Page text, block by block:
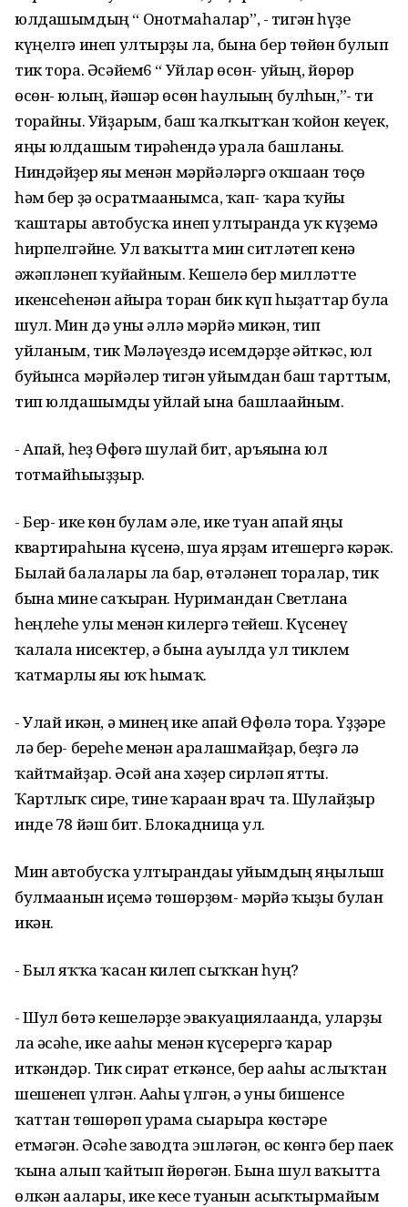
юлдашымдың “ Онотмаһалар”, - тигән һүҙе
күңелгә инеп ултырҙы ла, бына бер төйөн булып
тик тора. Әсәйем6 “ Уйлар өсөн- уйың, йөрөр
өсөн- юлың, йәшәр өсөн һаулығың булһын,”- ти
торғайны. Уйҙарым, баш ҡалҡытҡан ҡойон кеүек,
яңы юлдашым тирәһендә урала башланы.
Ниндәйҙер яғы менән мәрйәләргә оҡшаған төҫө
һәм бер ҙә осратмағанымса, ҡап- ҡара ҡуйы
ҡаштары автобусҡа инеп ултырғанда уҡ күҙемә
һирпелгәйне. Ул ваҡытта мин ситләтеп кенә
ғәжәпләнеп ҡуйғайным. Кешелә бер милләтте
икенсеһенән айыра торған бик күп һыҙаттар була
шул. Мин дә уны әллә мәрйә микән, тип
уйланым, тик Мәләүездә исемдәрҙе әйткәс, юл
буйынса мәрйәлер тигән уйымдан баш тарттым,
тип юлдашымды уйлай ғына башлағайным.
- Апай, һеҙ Өфөгә шулай бит, аръяғына юл
тотмайһығыҙҙыр.
- Бер- ике көн булам әле, ике туған апай яңы
квартираһына күсенә, шуға ярҙам итешергә кәрәк.
Былай балалары ла бар, өтәләнеп торалар, тик
бына мине саҡырған. Нуримандан Светлана
һеңлеһе улы менән килергә тейеш. Күсенеү
ҡалала нисектер, ә бына ауылда ул тиклем
ҡатмарлы яғы юҡ һымаҡ.
- Улай икән, ә минең ике апай Өфөлә тора. Үҙҙәре
лә бер- береһе менән аралашмайҙар, беҙгә лә
ҡайтмайҙар. Әсәй ана хәҙер сирләп ятты.
Ҡартлыҡ сире, тине ҡараған врач та. Шулайҙыр
инде 78 йәш бит. Блокадница ул.
Мин автобусҡа ултырғандағы уйымдың яңылыш
булмағанын иҫемә төшөрҙөм- мәрйә ҡыҙы булған
икән.
- Был яҡҡа ҡасан килеп сыҡҡан һуң?
- Шул бөтә кешеләрҙе эвакуациялағанда, уларҙы
ла әсәһе, ике ағаһы менән күсерергә ҡарар
иткәндәр. Тик сират еткәнсе, бер ағаһы аслыҡтан
шешенеп үлгән. Ағаһы үлгән, ә уны бишенсе
ҡаттан төшөрөп урамға сығарырға көстәре
етмәгән. Әсәһе заводта эшләгән, өс көнгә бер паек
ҡына алып ҡайтып йөрөгән. Бына шул ваҡытта
өлкән ағалары, ике кесе туғанын асыҡтырмайым